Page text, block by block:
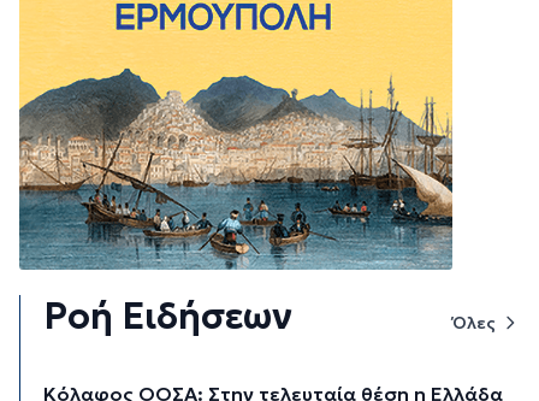
Ροή Ειδήσεων Όλες
Κόλαφος ΟΟΣΑ: Στην τελευταία θέση η Ελλάδα